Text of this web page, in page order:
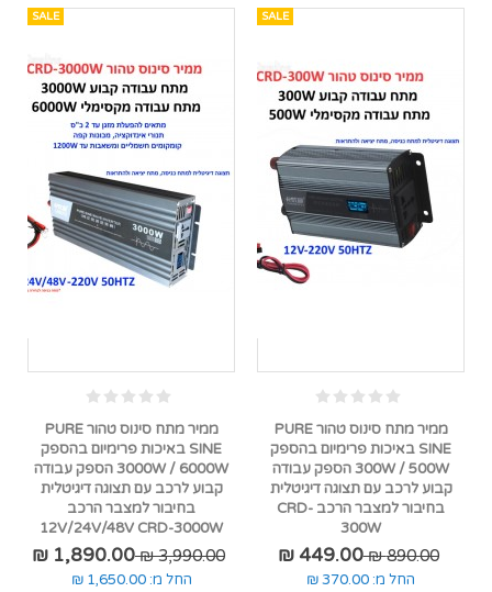
SALE
ממיר מתח סינוס טהור PURE
SINE באיכות פרימיום בהספק
300W / 500W הספק עבודה
קבוע לרכב עם תצוגה דיגיטלית
בחיבור למצבר הרכב CRD-
300W
890.00 ₪
449.00 ₪
החל מ: 370.00 ₪
SALE
ממיר מתח סינוס טהור PURE
SINE באיכות פרימיום בהספק
3000W / 6000W הספק עבודה
קבוע לרכב עם תצוגה דיגיטלית
בחיבור למצבר הרכב
12V/24V/48V CRD-3000W
3,990.00 ₪
1,890.00 ₪
החל מ: 1,650.00 ₪